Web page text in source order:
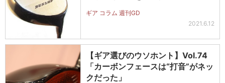
ギア コラム 週刊GD
2021.6.12
【ギア選びのウソホント】Vol.74
「カーボンフェースは“打音”がネッ
クだった」